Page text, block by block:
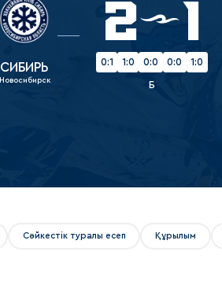
Амур
Барыс
Салават Юлаев
Сибирь
СИБИРЬ
Новосибирск
2 1
0:1 1:0 0:0 0:0 1:0
Б
Сәйкестік туралы есеп Құрылым